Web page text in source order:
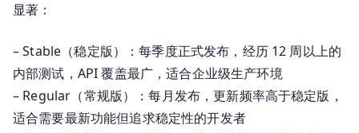
显著：
– Stable（稳定版）：每季度正式发布，经历 12 周以上的
内部测试，API 覆盖最广，适合企业级生产环境
– Regular（常规版）：每月发布，更新频率高于稳定版，
适合需要最新功能但追求稳定性的开发者